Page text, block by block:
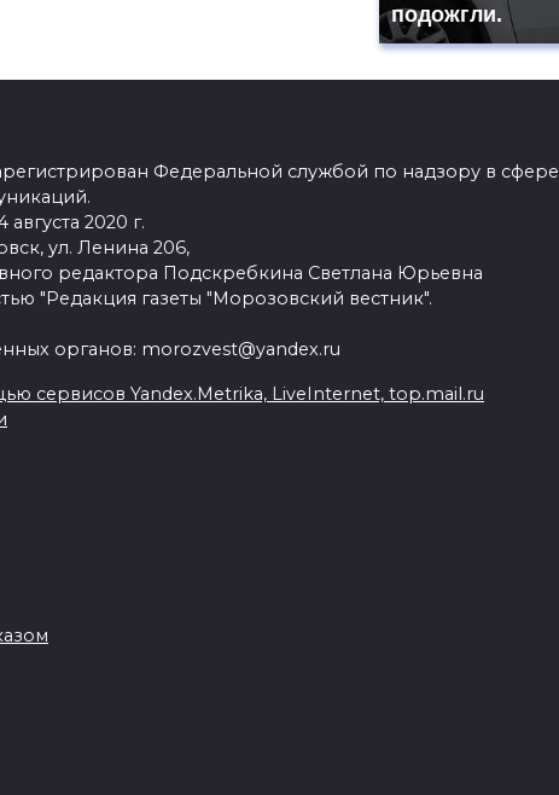
подожгли.
Федеральной службой по надзору в сфере
2020 г.
ул. Ленина 206,
редактора Подскребкина Светлана Юрьевна
"Редакция газеты "Морозовский вестник".
органов: morozvest@yandex.ru
сервисов Yandex.Metrika, LiveInternet, top.mail.ru